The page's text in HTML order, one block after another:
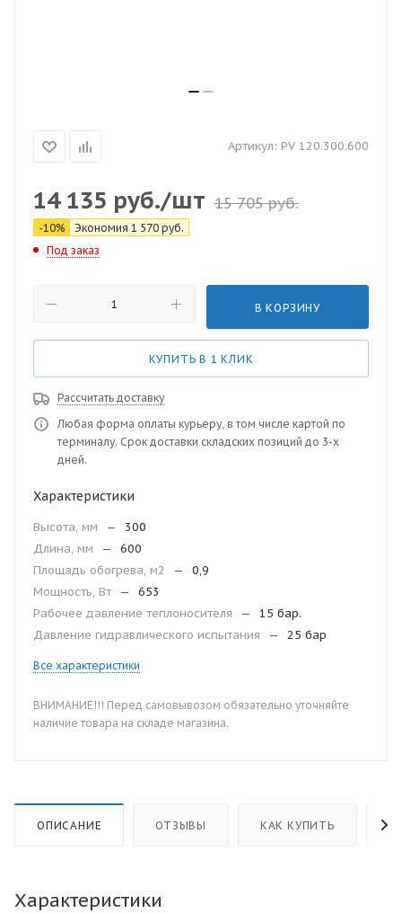
Артикул: PV 120.300.600
14 135 руб./шт 15 705руб.
-10% Экономия 1 570 руб.
Под заказ
В КОРЗИНУ
КУПИТЬ В 1 КЛИК
Рассчитать доставку
Любая форма оплаты курьеру, в том числе картой по
терминалу. Срок доставки складских позиций до 3-х
дней.
Характеристики
Высота, мм —
300
Длина, мм
—
600
Площадь обогрева, м2
—
0,9
Мощность, Вт
—
653
Рабочее давление теплоносителя
—
15 бар.
Давление гидравлического испытания
— 25 бар
Все характеристики
ВНИМАНИЕ!!! Перед самовывозом обязательно уточняйте
наличие товара на складе магазина.
ОПИСАНИЕ ОТЗЫВЫ КАК КУПИТЬ
Характеристики